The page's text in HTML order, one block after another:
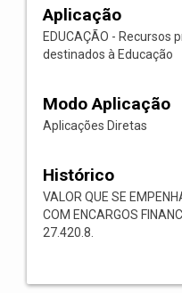
Aplicação
EDUCAÇÃO - Recursos
destinados à Educação
Modo Aplicação
Aplicações Diretas
Histórico
VALOR QUE SE
COM ENCARGOS
27.420.8.